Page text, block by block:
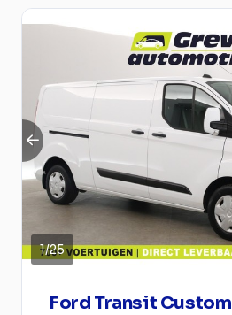
1/25
Ford Transit Custom